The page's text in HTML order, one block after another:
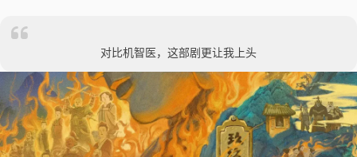
对比机智医，这部剧更让我上头